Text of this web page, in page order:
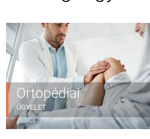
Ortopédiai
ÜGYELET